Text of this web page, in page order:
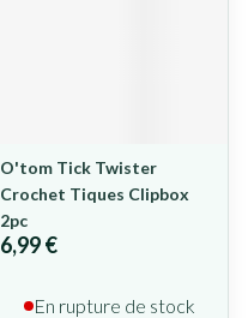
O'tom Tick Twister
Crochet Tiques Clipbox
2pc
6,99 €
En rupture de stock